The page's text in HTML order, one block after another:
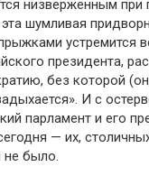
низверженным при
шумливая
устремится
президента,
без которой
И с
парламент и его
— их,
не было.